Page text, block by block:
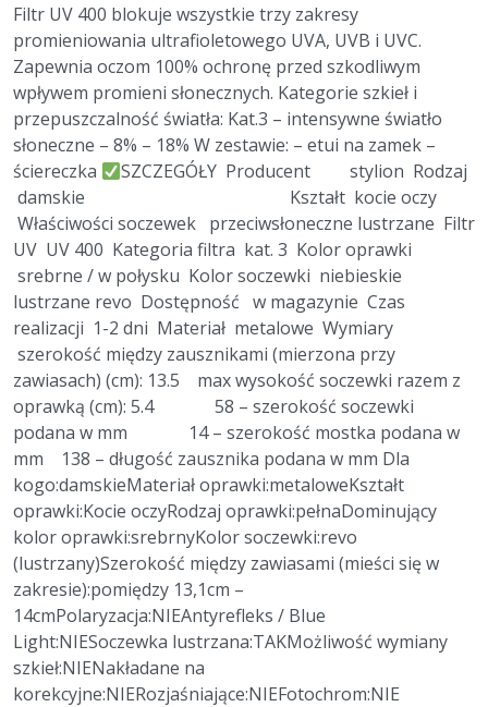
Filtr UV 400 blokuje wszystkie trzy zakresy
promieniowania ultrafioletowego UVA, UVB i UVC.
Zapewnia oczom 100% ochronę przed szkodliwym
wpływem promieni słonecznych. Kategorie szkieł i
przepuszczalność światła: Kat.3 – intensywne światło
słoneczne – 8% – 18% W zestawie: – etui na zamek –
ściereczka
SZCZEGÓŁY Producent stylion Rodzaj
damskie Kształt kocie oczy
Właściwości soczewek przeciwsłoneczne lustrzane Filtr
UV UV 400 Kategoria filtra kat. 3 Kolor oprawki
srebrne / w połysku Kolor soczewki niebieskie
lustrzane revo Dostępność w magazynie Czas
realizacji 1-2 dni Materiał metalowe Wymiary
szerokość między zausznikami (mierzona przy
zawiasach) (cm): 13.5 max wysokość soczewki razem z
oprawką (cm): 5.4 58 – szerokość soczewki
podana w mm 14 – szerokość mostka podana w
mm 138 – długość zausznika podana w mm Dla
kogo:damskieMateriał oprawki:metaloweKształt
oprawki:Kocie oczyRodzaj oprawki:pełnaDominujący
kolor oprawki:srebrnyKolor soczewki:revo
(lustrzany)Szerokość między zawiasami (mieści się w
zakresie):pomiędzy 13,1cm –
14cmPolaryzacja:NIEAntyrefleks / Blue
Light:NIESoczewka lustrzana:TAKMożliwość wymiany
szkieł:NIENakładane na
korekcyjne:NIERozjaśniające:NIEFotochrom:NIE